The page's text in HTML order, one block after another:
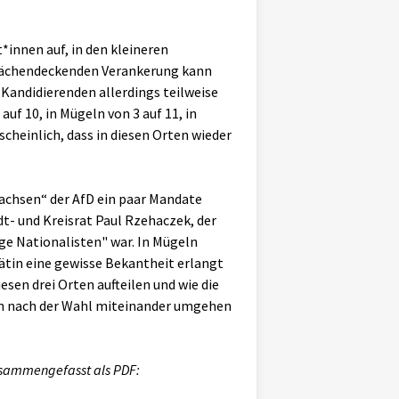
auf, in den kleineren
Verankerung kann
allerdings teilweise
10, in Mügeln von 3 auf 11, in
dass in diesen Orten wieder
der AfD ein paar Mandate
und Kreisrat Paul Rzehaczek, der
Nationalisten" war. In Mügeln
eine gewisse Bekantheit erlangt
drei Orten aufteilen und wie die
der Wahl miteinander umgehen
als PDF: